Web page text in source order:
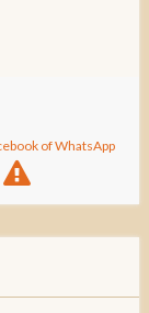
of WhatsApp